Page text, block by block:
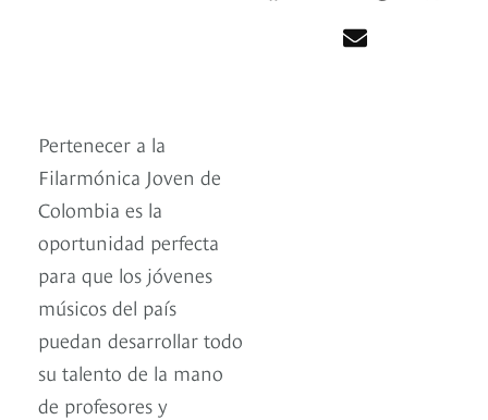
Pertenecer a la
Filarmónica Joven de
Colombia es la
oportunidad perfecta
para que los jóvenes
músicos del país
puedan desarrollar todo
su talento de la mano
de profesores y